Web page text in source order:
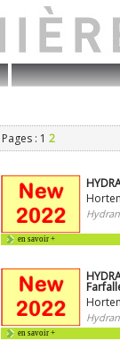
Pages : 1 2
en savoir +
en savoir +